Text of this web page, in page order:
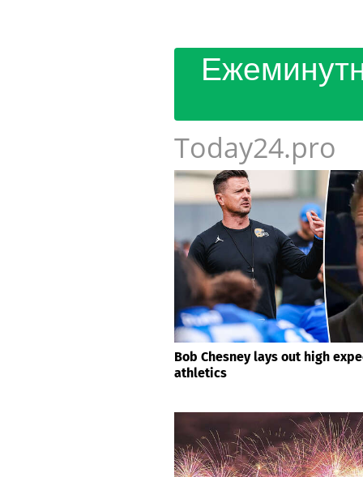
Today24.pro
Bob Chesney lays out high
athletics